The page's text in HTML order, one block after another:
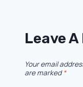
Leave
Your email
are marked*